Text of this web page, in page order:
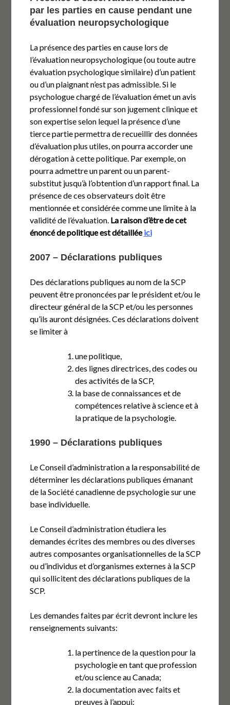
par les parties en cause pendant une
évaluation neuropsychologique
La présence des parties en cause lors de
l’évaluation neuropsychologique (ou toute autre
évaluation psychologique similaire) d’un patient
ou d’un plaignant n’est pas admissible. Si le
psychologue chargé de l’évaluation émet un avis
professionnel fondé sur son jugement clinique et
son expertise selon lequel la présence d’une
tierce partie permettra de recueillir des données
d’évaluation plus utiles, on pourra accorder une
dérogation à cette politique. Par exemple, on
pourra admettre un parent ou un parent-
substitut jusqu’à l’obtention d’un rapport final. La
présence de ces observateurs doit être
mentionnée et considérée comme une limite à la
validité de l’évaluation. La raison d’être de cet
énoncé de politique est détailléeici
2007 – Déclarations publiques
Des déclarations publiques au nom de la SCP
peuvent être prononcées par le président et/ou le
directeur général de la SCP et/ou les personnes
qu’ils auront désignées. Ces déclarations doivent
se limiter à
une politique,
des lignes directrices, des codes ou
des activités de la SCP,
la base de connaissances et de
compétences relative à science et à
la pratique de la psychologie.
1990 – Déclarations publiques
Le Conseil d’administration a la responsabilité de
déterminer les déclarations publiques émanant
de la Société canadienne de psychologie sur une
base individuelle.
Le Conseil d’administration étudiera les
demandes écrites des membres ou des diverses
autres composantes organisationnelles de la SCP
ou d’individus et d’organismes externes à la SCP
qui sollicitent des déclarations publiques de la
SCP.
Les demandes faites par écrit devront inclure les
renseignements suivants:
la pertinence de la question pour la
psychologie en tant que profession
et/ou science au Canada;
la documentation avec faits et
preuves à l’appui;